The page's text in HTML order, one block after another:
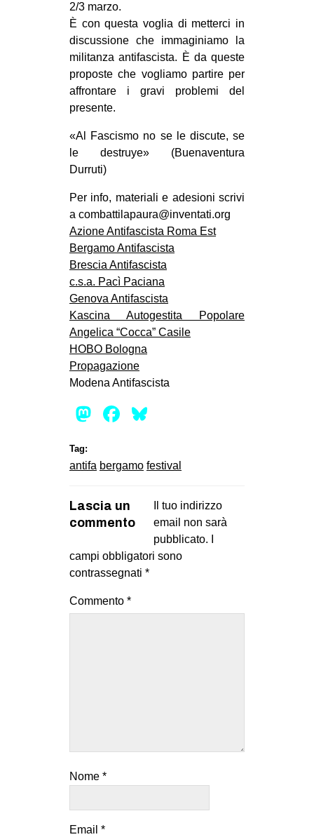
2/3 marzo.
È con questa voglia di metterci in
discussione che immaginiamo la
militanza antifascista. È da queste
proposte che vogliamo partire per
affrontare i gravi problemi del
presente.
«Al Fascismo no se le discute, se
le destruye» (Buenaventura
Durruti)
Per info, materiali e adesioni scrivi
a combattilapaura@inventati.org
Azione Antifascista Roma Est
Bergamo Antifascista
Brescia Antifascista
c.s.a. Pacì Paciana
Genova Antifascista
Kascina Autogestita Popolare
Angelica “Cocca” Casile
HOBO Bologna
Propagazione
Modena Antifascista
Mastodon
Facebook
Tag:
antifa bergamo festival
Lascia un
commento
Il tuo indirizzo
email non sarà
pubblicato.
campi obbligatori sono
contrassegnati *
Commento *
Nome *
Email *